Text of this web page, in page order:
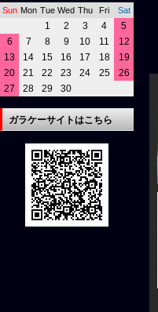
Sun Mon Tue Wed Thu Fri Sat
1 2 3 4
5
6
7 8 9 10 11
12
13
14 15 16 17 18
19
20
21 22 23 24 25
26
27
28 29 30
ガラケーサイトはこちら